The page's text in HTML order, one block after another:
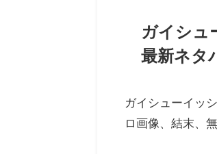
ガイシュ
最新ネタ
ガイシューイッ
ロ画像、結末、